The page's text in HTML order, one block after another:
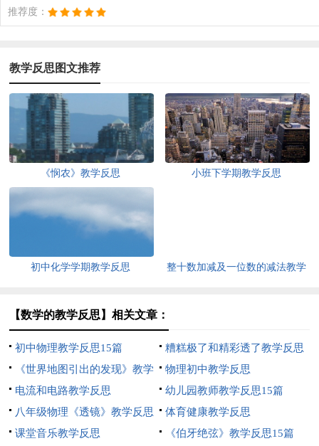
推荐度：
教学反思图文推荐
《悯农》教学反思 小班下学期教学反思
初中化学学期教学反思
整十数加减及一位数的减法教学
【数学的教学反思】相关文章：
初中物理教学反思15篇
糟糕极了和精彩透了教学反思
《世界地图引出的发现》教学
反思
物理初中教学反思
电流和电路教学反思
幼儿园教师教学反思15篇
八年级物理《透镜》教学反思
体育健康教学反思
课堂音乐教学反思
《伯牙绝弦》教学反思15篇